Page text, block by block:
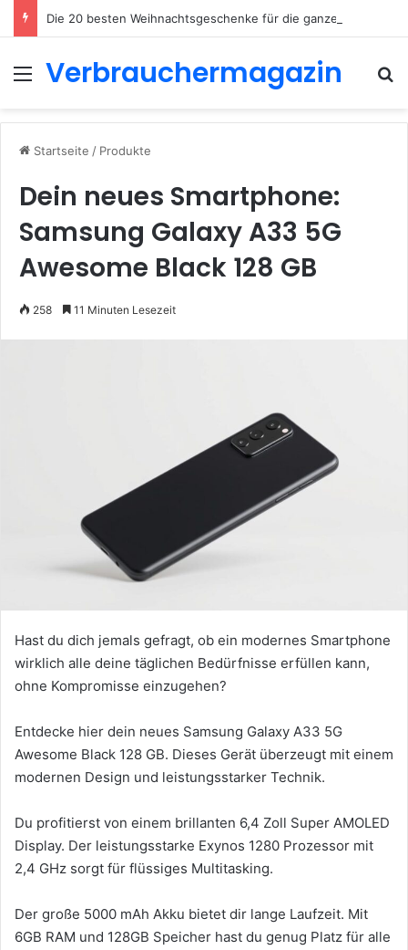
Menü
Verbrauchermagazin
Startseite / Produkte
Dein neues Smartphone:
Samsung Galaxy A33 5G
Awesome Black 128 GB
258 11 Minuten Lesezeit
Hast du dich jemals gefragt, ob ein modernes Smartphone
wirklich alle deine täglichen Bedürfnisse erfüllen kann,
ohne Kompromisse einzugehen?
Entdecke hier dein neues Samsung Galaxy A33 5G
Awesome Black 128 GB. Dieses Gerät überzeugt mit einem
modernen Design und leistungsstarker Technik.
Du profitierst von einem brillanten 6,4 Zoll Super AMOLED
Display. Der leistungsstarke Exynos 1280 Prozessor mit
2,4 GHz sorgt für flüssiges Multitasking.
Der große 5000 mAh Akku bietet dir lange Laufzeit. Mit
6GB RAM und 128GB Speicher hast du genug Platz für alle